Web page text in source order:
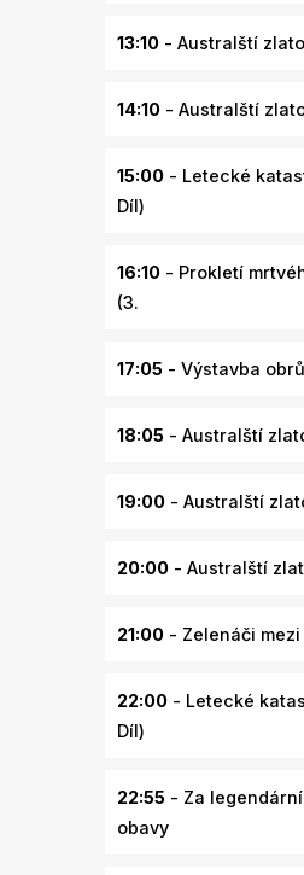
13:10 - Australští
14:10 - Australští
15:00 - Letecké
Díl)
16:10 - Prokletí
(3.
17:05 - Výstavba
18:05 - Australští
19:00 - Australští
20:00 - Australští
21:00 - Zelenáči
22:00 - Letecké
Díl)
22:55 - Za
obavy